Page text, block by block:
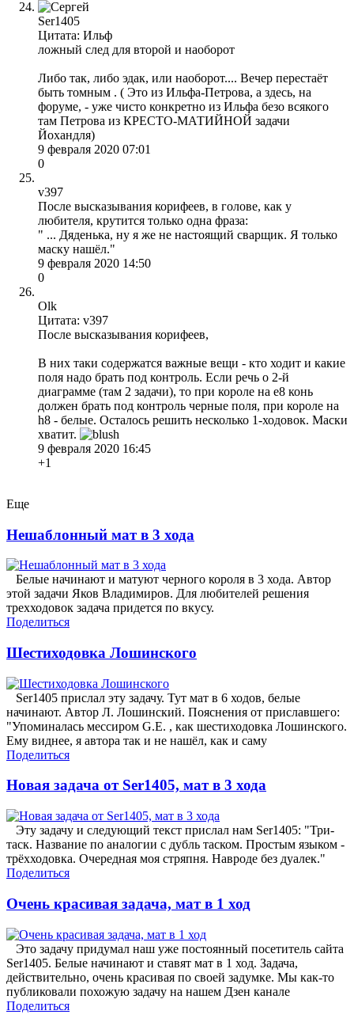
Ser1405
Цитата: Ильф
ложный след для второй и наоборот
Либо так, либо эдак, или наоборот.... Вечер перестаёт
быть томным . ( Это из Ильфа-Петрова, а здесь, на
форуме, - уже чисто конкретно из Ильфа безо всякого
там Петрова из КРЕСТО-МАТИЙНОЙ задачи
Йохандля)
9 февраля 2020 07:01
0
v397
После высказывания корифеев, в голове, как у
любителя, крутится только одна фраза:
" ... Дяденька, ну я же не настоящий сварщик. Я только
маску нашёл."
9 февраля 2020 14:50
0
Olk
Цитата: v397
После высказывания корифеев,
В них таки содержатся важные вещи - кто ходит и какие
поля надо брать под контроль. Если речь о 2-й
диаграмме (там 2 задачи), то при короле на e8 конь
должен брать под контроль черные поля, при короле на
h8 - белые. Осталось решить несколько 1-ходовок. Маски
хватит.
9 февраля 2020 16:45
+1
Еще
Нешаблонный мат в 3 хода
Белые начинают и матуют черного короля в 3 хода. Автор
этой задачи Яков Владимиров. Для любителей решения
трехходовок задача придется по вкусу.
Поделиться
Шестиходовка Лошинского
Ser1405 прислал эту задачу. Тут мат в 6 ходов, белые
начинают. Автор Л. Лошинский. Пояснения от приславшего:
"Упоминалась мессиром G.E. , как шестиходовка Лошинского.
Ему виднее, я автора так и не нашёл, как и саму
Поделиться
Новая задача от Ser1405, мат в 3 хода
Эту задачу и следующий текст прислал нам Ser1405: "Три-
таск. Название по аналогии с дубль таском. Простым языком -
трёхходовка. Очередная моя стряпня. Навроде без дуалек."
Поделиться
Очень красивая задача, мат в 1 ход
Это задачу придумал наш уже постоянный посетитель сайта
Ser1405. Белые начинают и ставят мат в 1 ход. Задача,
действительно, очень красивая по своей задумке. Мы как-то
публиковали похожую задачу на нашем Дзен канале
Поделиться